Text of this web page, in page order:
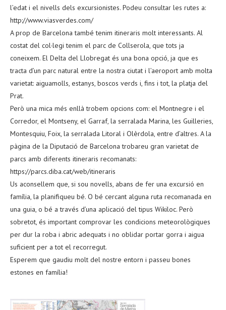
l’edat i el nivells dels excursionistes. Podeu consultar les rutes a:
http://www.viasverdes.com/
A prop de Barcelona també tenim itineraris molt interessants. Al
costat del col·legi tenim el parc de Collserola, que tots ja
coneixem. El Delta del Llobregat és una bona opció, ja que es
tracta d’un parc natural entre la nostra ciutat i l’aeroport amb molta
varietat: aiguamolls, estanys, boscos verds i, fins i tot, la platja del
Prat.
Però una mica més enllà trobem opcions com: el Montnegre i el
Corredor, el Montseny, el Garraf, la serralada Marina, les Guilleries,
Montesquiu, Foix, la serralada Litoral i Olèrdola, entre d’altres. A la
pàgina de la Diputació de Barcelona trobareu gran varietat de
parcs amb diferents itineraris recomanats:
https://parcs.diba.cat/web/itineraris
Us aconsellem que, si sou novells, abans de fer una excursió en
família, la planifiqueu bé. O bé cercant alguna ruta recomanada en
una guia, o bé a través d’una aplicació del tipus Wikiloc. Però
sobretot, és important comprovar les condicions meteorològiques
per dur la roba i abric adequats i no oblidar portar gorra i aigua
suficient per a tot el recorregut.
Esperem que gaudiu molt del nostre entorn i passeu bones
estones en família!